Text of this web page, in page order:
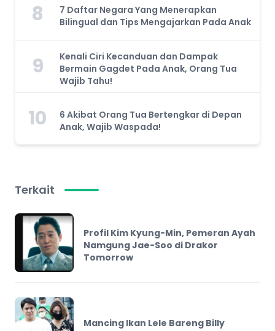
8
7 Daftar Negara Yang Menerapkan
Bilingual dan Tips Mengajarkan Pada Anak
9
Kenali Ciri Kecanduan dan Dampak
Bermain Gagdet Pada Anak, Orang Tua
Wajib Tahu!
10
6 Akibat Orang Tua Bertengkar di Depan
Anak, Wajib Waspada!
Terkait
Profil Kim Kyung-Min, Pemeran Ayah
Namgung Jae-Soo di Drakor
Tomorrow
Mancing Ikan Lele Bareng Billy